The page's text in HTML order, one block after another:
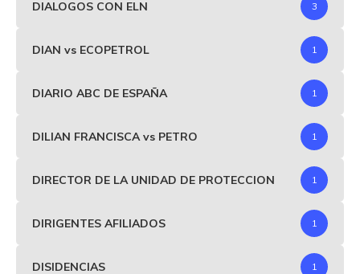
DIALOGOS CON ELN 3
DIAN vs ECOPETROL 1
DIARIO ABC DE ESPAÑA 1
DILIAN FRANCISCA vs PETRO 1
DIRECTOR DE LA UNIDAD DE PROTECCION 1
DIRIGENTES AFILIADOS 1
DISIDENCIAS 1